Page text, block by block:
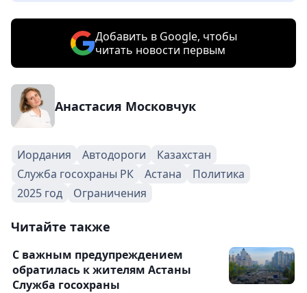
Добавить в Google, чтобы
читать новости первым
Анастасия Московчук
Иордания Автодороги
Казахстан
Служба госохраны РК
Астана
Политика
2025 год
Ограничения
Читайте также
С важным предупреждением
обратилась к жителям Астаны
Служба госохраны